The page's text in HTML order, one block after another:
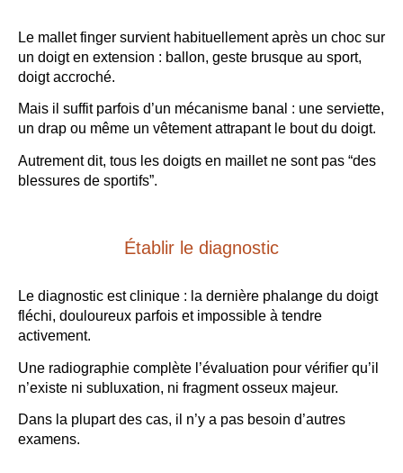
Le mallet finger survient habituellement après un choc sur
un doigt en extension : ballon, geste brusque au sport,
doigt accroché.
Mais il suffit parfois d’un mécanisme banal : une serviette,
un drap ou même un vêtement attrapant le bout du doigt.
Autrement dit, tous les doigts en maillet ne sont pas “des
blessures de sportifs”.
Établir le diagnostic
Le diagnostic est clinique : la dernière phalange du doigt
fléchi, douloureux parfois et impossible à tendre
activement.
Une radiographie complète l’évaluation pour vérifier qu’il
n’existe ni subluxation, ni fragment osseux majeur.
Dans la plupart des cas, il n’y a pas besoin d’autres
examens.